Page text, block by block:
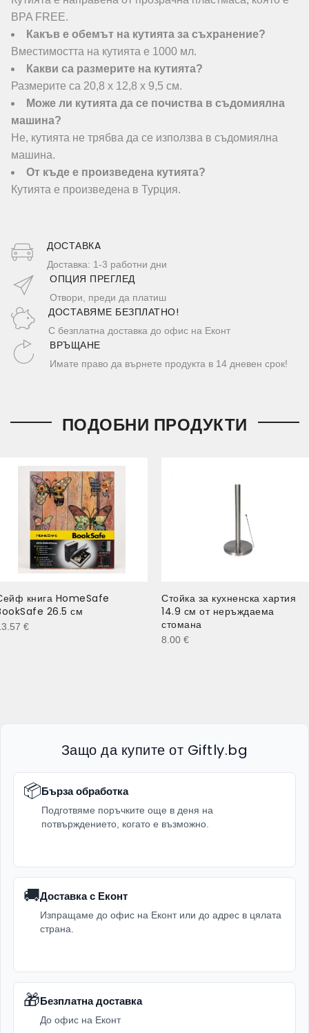
BPA FREE.
Какъв е обемът на кутията за съхранение?
Вместимостта на кутията е 1000 мл.
Какви са размерите на кутията?
Размерите са 20,8 х 12,8 х 9,5 см.
Може ли кутията да се почиства в съдомиялна
машина?
Не, кутията не трябва да се използва в съдомиялна
машина.
От къде е произведена кутията?
Кутията е произведена в Турция.
ДОСТАВКA
Доставка: 1-3 работни дни
ОПЦИЯ ПРЕГЛЕД
Отвори, преди да платиш
ДОСТАВЯМЕ БЕЗПЛАТНО!
С безплатна доставка до офис на Еконт
ВРЪЩАНЕ
Имате право да върнете продукта в 14 дневен срок!
ПОДОБНИ ПРОДУКТИ
книга HomeSafe
26.5 см
€
Стойка за кухненска хартия
14.9 см от неръждаема
стомана
8.00 €
Защо да купите от Giftly.bg
📦Бърза обработка
Подготвяме поръчките още в деня на
потвърждението, когато е възможно.
🚚Доставка с Еконт
Изпращаме до офис на Еконт или до адрес в цялата
страна.
🎁Безплатна доставка
До офис на Еконт